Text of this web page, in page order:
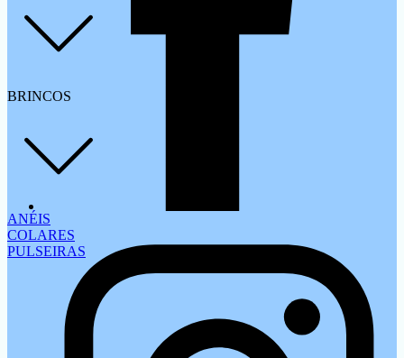
BRINCOS
ANÉIS
COLARES
PULSEIRAS